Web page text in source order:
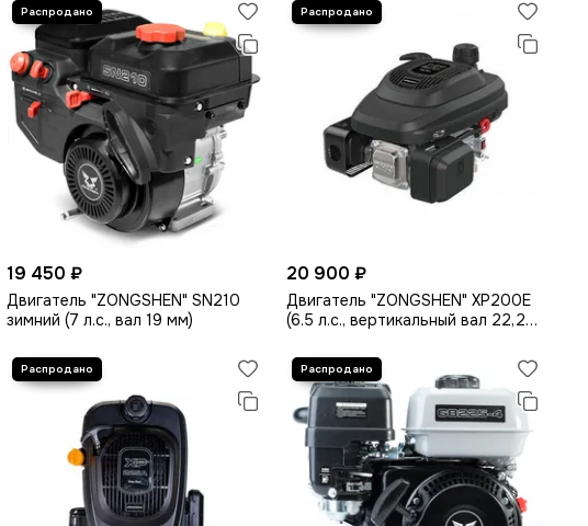
19 450 ₽
Двигатель "ZONGSHEN" SN210
зимний (7 л.с., вал 19 мм)
20 900 ₽
Двигатель "ZONGSHEN" XP200E
(6.5 л.с., вертикальный вал 22,2